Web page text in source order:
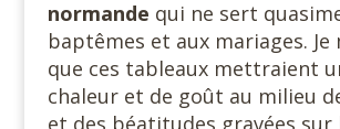
normande qui ne sert
baptêmes et aux mariages. Je
que ces tableaux mettraient
chaleur et de goût au milieu
et des béatitudes gravées sur